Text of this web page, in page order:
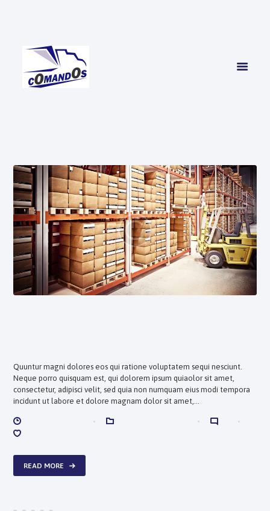
INICIO
Quuntur magni dolores eos qui ratione voluptatem sequi nesciunt.
Neque porro quisquam est, qui dolorem ipsum quiaolor sit amet,
consectetur, adipisci velit, sed quia non numquam eius modi tempora
incidunt ut labore et dolore magnam dolor sit amet,…
READ MORE